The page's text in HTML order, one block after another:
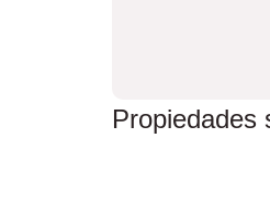
Propiedades